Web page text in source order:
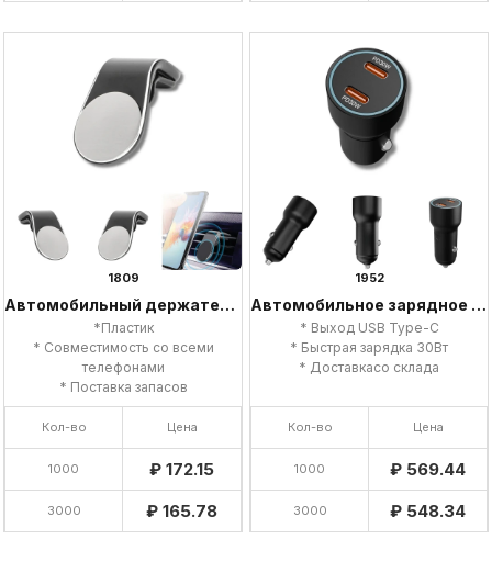
1809
Автомобильный держатель для телефона
*Пластик
* Совместимость со всеми
телефонами
* Поставка запасов
Кол-во Цена
1000 ₽ 172.15
3000 ₽ 165.78
1952
Автомобильное зарядное устройство
* Выход USB Type-C
* Быстрая зарядка 30Вт
* Доставкасо склада
Кол-во Цена
1000 ₽ 569.44
3000 ₽ 548.34